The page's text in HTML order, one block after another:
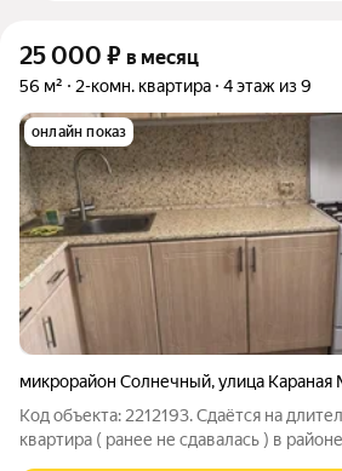
25 000 ₽ в месяц
56 м² 2-комн. квартира 4 этаж из 9
онлайн показ
микрорайон Солнечный,улица Караная
Код объекта: 2212193. Сдаётся на
квартира ( ранее не сдавалась ) в